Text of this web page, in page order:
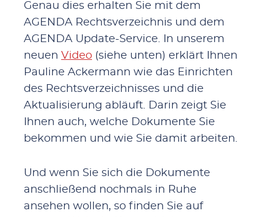
Genau dies erhalten Sie mit dem
AGENDA Rechtsverzeichnis und dem
AGENDA Update-Service. In unserem
neuen Video (siehe unten) erklärt Ihnen
Pauline Ackermann wie das Einrichten
des Rechtsverzeichnisses und die
Aktualisierung abläuft. Darin zeigt Sie
Ihnen auch, welche Dokumente Sie
bekommen und wie Sie damit arbeiten.
Und wenn Sie sich die Dokumente
anschließend nochmals in Ruhe
ansehen wollen, so finden Sie auf